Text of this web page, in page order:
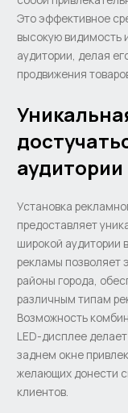
Это эффективное
высокую видимость
аудитории, делая
продвижения
аудитории
Установка
предоставляет
широкой аудитории
рекламы позволяет
районы города,
различным типам
Возможность
LED-дисплее
заднем окне
желающих донести
клиентов.